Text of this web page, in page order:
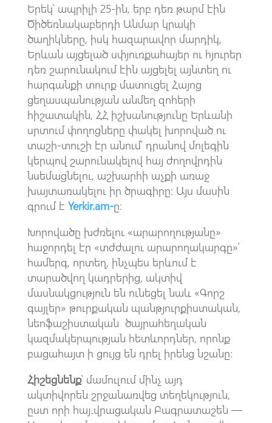
Երեկ՝ ապրիլի 25-ին, երբ դեռ թարմ էին
Ծիծեռնակաբերդի Անմար կրակի
ծաղիկները, իսկ հազարավոր մարդիկ,
Երևան այցելած սփյուռքահայեր ու հյուրեր
դեռ շարունակում էին այցելել այնտեղ ու
հարգանքի տուրք մատուցել Հայոց
ցեղասպանության անմեղ զոհերի
հիշատակին, ՀՀ իշխանությունը Երևանի
սրտում փողոցները փակել խորոված ու
տաշի-տուշի էր անում՝ դրանով մոլեգին
կերպով շարունակելով հայ ժողովրդին
նսեմացնելու, աշխարհի աչքի առաջ
խայտառակելու իր ծրագիրը։ Այս մասին
գրում է Yerkir.am-ը։
Խորովածը խժռելու «արարողությանը»
հաջորդել էր «տժժալու արարողակարգը»՝
համերգ, որտեղ, ինչպես երևում է
տարածվող կադրերից, ակտիվ
մասնակցություն են ունեցել նաև «Գորշ
գայլեր» թուրքական պանթյուրքիստական,
նեոֆաշիստական ծայրահեղական
կազմակերպության հետևորդներ, որոնք
բացահայտ ի ցույց են դրել իրենց նշանը։
Հիշեցնենք՝ մամուլում մինչ այդ
ակտիվորեն շրջանառվեց տեղեկություն,
ըստ որի հայ֊վրացական Բագրատաշեն —